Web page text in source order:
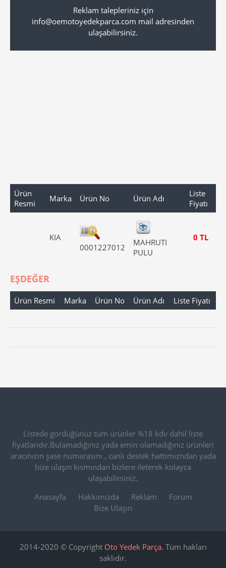
Reklam talepleriniz için
info@oemotoyedekparca.com mail adresinden
ulaşabilirsiniz.
Ürün
Resmi
Marka Ürün No Ürün Adı
Liste
Fiyatı
KIA
0001227012
MAHRUTI
PULU
0 TL
EŞDEĞER
Ürün Resmi Marka Ürün No Ürün Adı Liste Fiyatı
Listede gördüğünüz tüm ürünler %18 kdv dahil liste
fiyatlarıdır.Bulamadığınız yada emin olamadığınız ürünleri
aracınızın şase numarasını , canlı destek hattımızndan yada
bize ulaşın kısmından bizlere ileterek kolayca
ulaşabilirsiniz.
Anasayfa
Hakkımızda Reklam
Forum
Bize Ulaşın
2014-2020 © Copyright Oto Yedek Parça. Tüm hakları
saklıdır.